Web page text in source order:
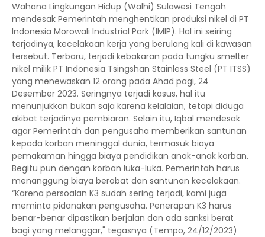
Wahana Lingkungan Hidup (Walhi) Sulawesi Tengah
mendesak Pemerintah menghentikan produksi nikel di PT
Indonesia Morowali Industrial Park (IMIP). Hal ini seiring
terjadinya, kecelakaan kerja yang berulang kali di kawasan
tersebut. Terbaru, terjadi kebakaran pada tungku smelter
nikel milik PT Indonesia Tsingshan Stainless Steel (PT ITSS)
yang menewaskan 12 orang pada Ahad pagi, 24
Desember 2023. Seringnya terjadi kasus, hal itu
menunjukkan bukan saja karena kelalaian, tetapi diduga
akibat terjadinya pembiaran. Selain itu, Iqbal mendesak
agar Pemerintah dan pengusaha memberikan santunan
kepada korban meninggal dunia, termasuk biaya
pemakaman hingga biaya pendidikan anak-anak korban.
Begitu pun dengan korban luka-luka. Pemerintah harus
menanggung biaya berobat dan santunan kecelakaan.
“Karena persoalan K3 sudah sering terjadi, kami juga
meminta pidanakan pengusaha. Penerapan K3 harus
benar-benar dipastikan berjalan dan ada sanksi berat
bagi yang melanggar," tegasnya (Tempo, 24/12/2023)